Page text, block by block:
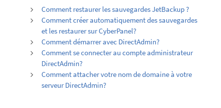
Comment restaurer les sauvegardes JetBackup ?
Comment créer automatiquement des sauvegardes
et les restaurer sur CyberPanel?
Comment démarrer avec DirectAdmin?
Comment se connecter au compte administrateur
DirectAdmin?
Comment attacher votre nom de domaine à votre
serveur DirectAdmin?